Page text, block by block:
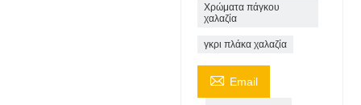
Χρώματα πάγκου
χαλαζία
γκρι πλάκα χαλαζία
 Email